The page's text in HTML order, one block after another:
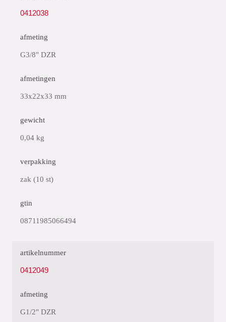
0412038
afmeting
G3/8" DZR
afmetingen
33x22x33 mm
gewicht
0,04 kg
verpakking
zak (10 st)
gtin
08711985066494
artikelnummer
0412049
afmeting
G1/2" DZR